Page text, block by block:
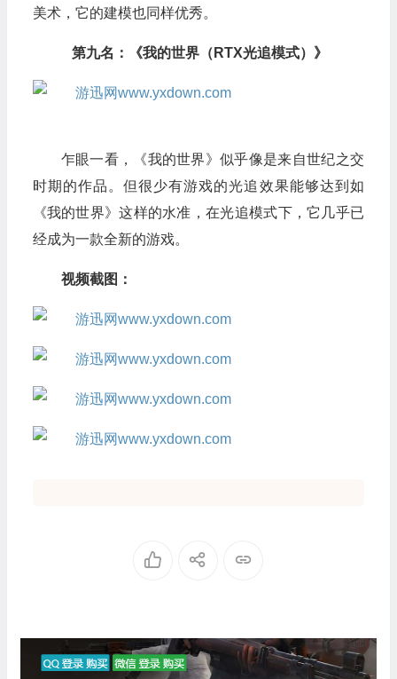
美术，它的建模也同样优秀。
第九名：《我的世界（RTX光追模式）》
乍眼一看，《我的世界》似乎像是来自世纪之交
时期的作品。但很少有游戏的光追效果能够达到如
《我的世界》这样的水准，在光追模式下，它几乎已
经成为一款全新的游戏。
视频截图：